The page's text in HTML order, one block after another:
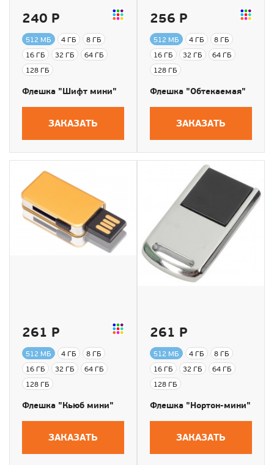
240 Р
512 МБ 4 ГБ
8 ГБ
16 ГБ
32 ГБ
64 ГБ
128 ГБ
Флешка "Шифт мини"
ЗАКАЗАТЬ
256 Р
512 МБ 4 ГБ
8 ГБ
16 ГБ
32 ГБ
64 ГБ
128 ГБ
Флешка "Обтекаемая"
ЗАКАЗАТЬ
261 Р
512 МБ 4 ГБ
8 ГБ
16 ГБ
32 ГБ
64 ГБ
128 ГБ
Флешка "Кьюб мини"
ЗАКАЗАТЬ
261 Р
512 МБ 4 ГБ
8 ГБ
16 ГБ
32 ГБ
64 ГБ
128 ГБ
Флешка "Нортон-мини"
ЗАКАЗАТЬ